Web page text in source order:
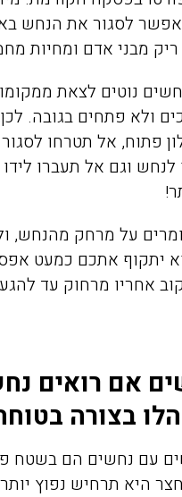
לסגור את הנחש
ריק מבני אדם ומחיות
נוטים לצאת
ולא פתחים בגובה.
פתוח, אל תטרחו
וגם אל תעברו
על מרחק מהנחש,
יתקוף אתכם כמעט
אחריו מרחוק עד
אם רואים
בצורה
עם נחשים הם בשטח
היא תרחיש נפוץ